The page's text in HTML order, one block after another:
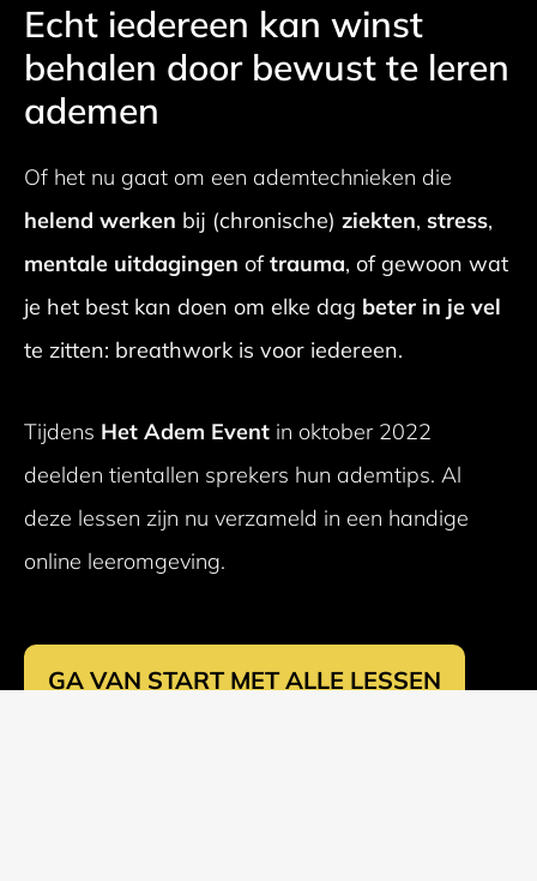
Echt iedereen kan winst
behalen door bewust te leren
ademen
Of het nu gaat om een ademtechnieken die
helend werken bij (chronische) ziekten, stress,
mentale uitdagingen oftrauma, of gewoon wat
je het best kan doen om elke dag beter in je vel
te zitten: breathwork is voor iedereen.
Tijdens Het Adem Event in oktober 2022
deelden tientallen sprekers hun ademtips. Al
deze lessen zijn nu verzameld in een handige
online leeromgeving.
GA VAN START MET ALLE LESSEN